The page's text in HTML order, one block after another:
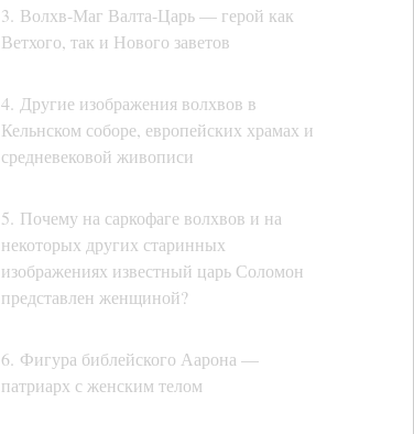
3. Волхв-Маг Валта-Царь — герой как
Ветхого, так и Нового заветов
4. Другие изображения волхвов в
Кельнском соборе, европейских храмах и
средневековой живописи
5. Почему на саркофаге волхвов и на
некоторых других старинных
изображениях известный царь Соломон
представлен женщиной?
6. Фигура библейского Аарона —
патриарх с женским телом